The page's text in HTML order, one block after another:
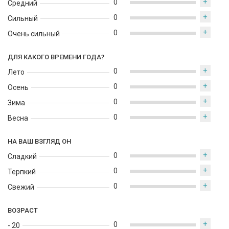
Средний
Сильный
Очень сильный
0
0 +
0 +
ДЛЯ КАКОГО ВРЕМЕНИ ГОДА?
Лето
Осень
Зима
Весна
0 +
0 +
0 +
0 +
НА ВАШ ВЗГЛЯД ОН
Сладкий
Терпкий
Свежий
0 +
0 +
0 +
ВОЗРАСТ
- 20 0 +